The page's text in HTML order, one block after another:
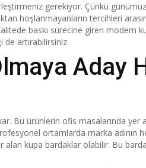
gerekiyor. Çünkü
hoşlanmayanların tercihleri
baskı sürecine giren modern
de artırabilirsiniz.
Aday
Bu ürünlerin ofis masalarında yer
profesyonel ortamlarda marka
kupa bardaklar olabilir. Bu